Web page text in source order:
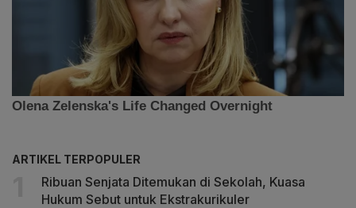
ARTIKEL TERPOPULER
Ribuan Senjata Ditemukan di Sekolah, Kuasa
Hukum Sebut untuk Ekstrakurikuler